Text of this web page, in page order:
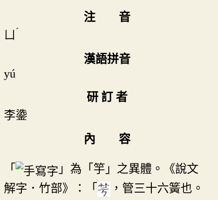
注 音
ㄩ ˊ
漢語拼音
yú
研 訂 者
李鍌
內 容
「
」為「竽」之異體。《說文
解字．竹部》：「
，管三十六簧也。